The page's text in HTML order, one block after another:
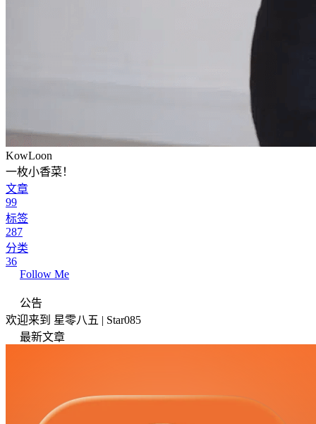
KowLoon
一枚小香菜！
文章
99
标签
287
分类
36
Follow Me
公告
欢迎来到 星零八五 | Star085
最新文章